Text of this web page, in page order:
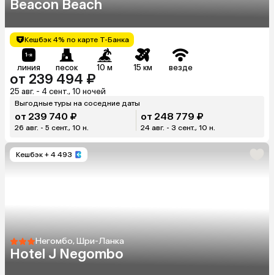
Beacon Beach
Кешбэк 4% по карте Т-Банка
линия песок 10 м 15 км везде
от 239 494 ₽
25 авг. - 4 сент., 10 ночей
Выгодные туры на соседние даты
от 239 740 ₽
26 авг. - 5 сент., 10 н.
от 248 779 ₽
24 авг. - 3 сент., 10 н.
Кешбэк + 4 493
Негомбо, Шри-Ланка
Hotel J Negombo